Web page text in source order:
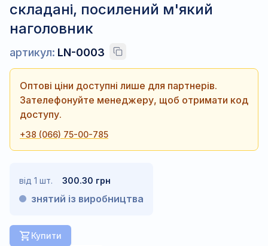
складані, посилений м'який
наголовник
артикул: LN-0003
Оптові ціни доступні лише для партнерів.
Зателефонуйте менеджеру, щоб отримати код
доступу.
+38 (066) 75-00-785
від 1 шт. 300.30 грн
знятий із виробництва
Купити